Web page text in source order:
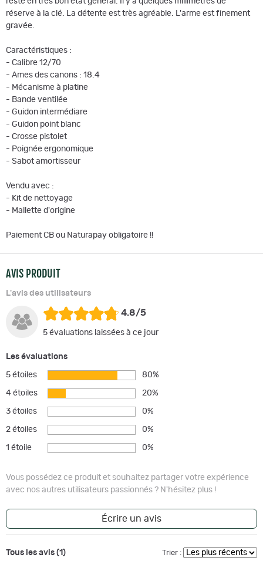
réserve à la clé. La détente est très agréable. L'arme est finement
gravée.
Caractéristiques :
- Calibre 12/70
- Ames des canons : 18.4
- Mécanisme à platine
- Bande ventilée
- Guidon intermédiare
- Guidon point blanc
- Crosse pistolet
- Poignée ergonomique
- Sabot amortisseur
Vendu avec :
- Kit de nettoyage
- Mallette d'origine
Paiement CB ou Naturapay obligatoire !!
AVIS PRODUIT
L'avis des utilisateurs
4.8/5
5 évaluations laissées à ce jour
Les évaluations
5 étoiles 80%
4 étoiles 20%
3 étoiles 0%
2 étoiles 0%
1 étoile 0%
Vous possédez ce produit et souhaitez partager votre expérience
avec nos autres utilisateurs passionnés ? N'hésitez plus !
Écrire un avis
Tous les avis (1) Trier :